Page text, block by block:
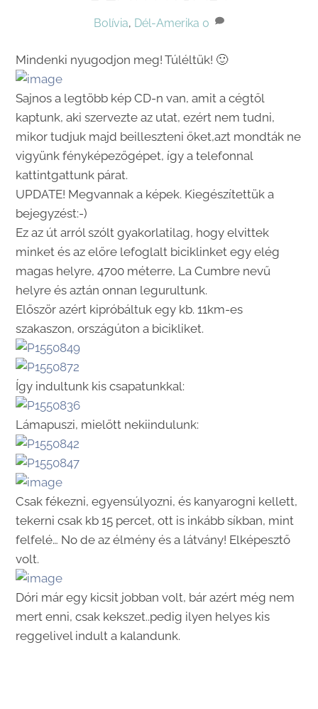
Bolívia, Dél-Amerika 0
Mindenki nyugodjon meg! Túléltük! 🙂
Sajnos a legtöbb kép CD-n van, amit a cégtől
kaptunk, aki szervezte az utat, ezért nem tudni,
mikor tudjuk majd beilleszteni őket,azt mondták ne
vigyünk fényképezőgépet, így a telefonnal
kattintgattunk párat.
UPDATE! Megvannak a képek. Kiegészítettük a
bejegyzést:-)
Ez az út arról szólt gyakorlatilag, hogy elvittek
minket és az előre lefoglalt biciklinket egy elég
magas helyre, 4700 méterre, La Cumbre nevű
helyre és aztán onnan legurultunk.
Először azért kipróbáltuk egy kb. 11km-es
szakaszon, országúton a bicikliket.
Így indultunk kis csapatunkkal:
Lámapuszi, mielőtt nekiindulunk:
Csak fékezni, egyensúlyozni, és kanyarogni kellett,
tekerni csak kb 15 percet, ott is inkább síkban, mint
felfelé… No de az élmény és a látvány! Elképesztő
volt.
Dóri már egy kicsit jobban volt, bár azért még nem
mert enni, csak kekszet..pedig ilyen helyes kis
reggelivel indult a kalandunk.